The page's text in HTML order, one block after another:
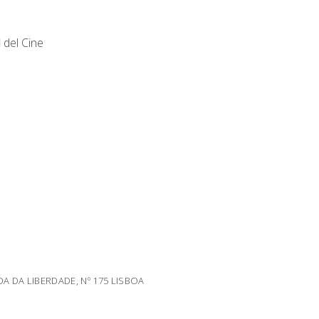
Cine
DA LIBERDADE, Nº 175 LISBOA